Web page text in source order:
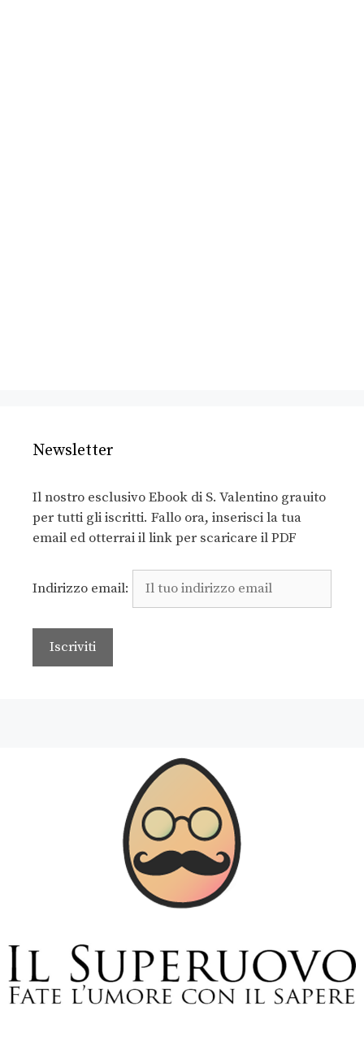
Newsletter
Il nostro esclusivo Ebook di S. Valentino grauito
per tutti gli iscritti. Fallo ora, inserisci la tua
email ed otterrai il link per scaricare il PDF
Indirizzo email: